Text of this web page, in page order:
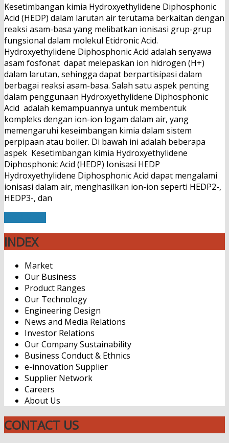
Kesetimbangan kimia Hydroxyethylidene Diphosphonic
Acid (HEDP) dalam larutan air terutama berkaitan dengan
reaksi asam-basa yang melibatkan ionisasi grup-grup
fungsional dalam molekul Etidronic Acid.
Hydroxyethylidene Diphosphonic Acid adalah senyawa
asam fosfonat dapat melepaskan ion hidrogen (H+)
dalam larutan, sehingga dapat berpartisipasi dalam
berbagai reaksi asam-basa. Salah satu aspek penting
dalam penggunaan Hydroxyethylidene Diphosphonic
Acid adalah kemampuannya untuk membentuk
kompleks dengan ion-ion logam dalam air, yang
memengaruhi keseimbangan kimia dalam sistem
perpipaan atau boiler. Di bawah ini adalah beberapa
aspek Kesetimbangan kimia Hydroxyethylidene
Diphosphonic Acid (HEDP) Ionisasi HEDP
Hydroxyethylidene Diphosphonic Acid dapat mengalami
ionisasi dalam air, menghasilkan ion-ion seperti HEDP2-,
HEDP3-, dan
INDEX
Market
Our Business
Product Ranges
Our Technology
Engineering Design
News and Media Relations
Investor Relations
Our Company Sustainability
Business Conduct & Ethnics
e-innovation Supplier
Supplier Network
Careers
About Us
CONTACT US